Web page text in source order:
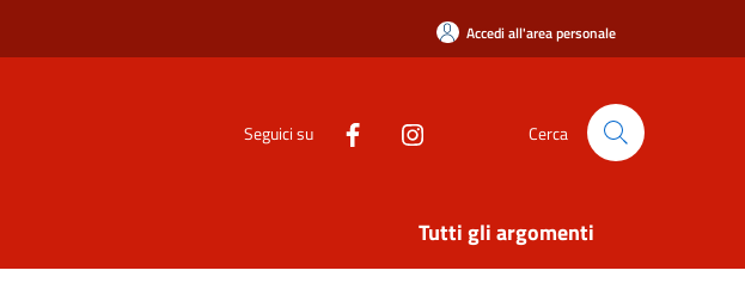
Accedi all'area personale
Seguici su Cerca
Tutti gli argomenti